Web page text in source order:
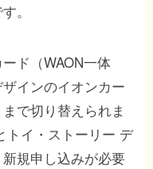
。
ド（WAON一体
インのイオンカー
で切り替えられま
トイ・ストーリー デ
規申し込みが必要